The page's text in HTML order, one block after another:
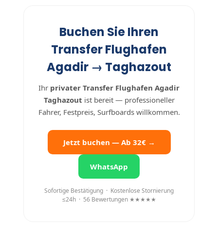
Buchen Sie Ihren
Transfer Flughafen
Agadir → Taghazout
Ihr privater Transfer Flughafen Agadir
Taghazout ist bereit — professioneller
Fahrer, Festpreis, Surfboards willkommen.
Jetzt buchen — Ab 32€ →
WhatsApp
Sofortige Bestätigung · Kostenlose Stornierung
≤24h · 56 Bewertungen ★★★★★